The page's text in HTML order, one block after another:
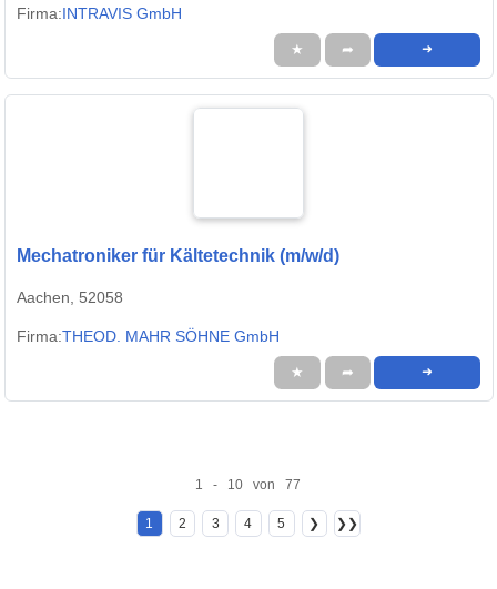
Firma:INTRAVIS GmbH
★ ➦ ➜
Mechatroniker für Kältetechnik (m/w/d)
Aachen, 52058
Firma:THEOD. MAHR SÖHNE GmbH
★ ➦ ➜
1 - 10 von 77
1 2 3 4 5 ❯ ❯❯